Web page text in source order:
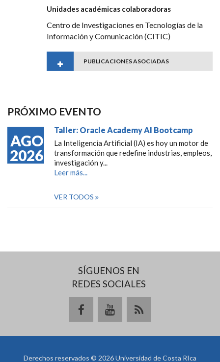
Unidades académicas colaboradoras
Centro de Investigaciones en Tecnologías de la
Información y Comunicación (CITIC)
PUBLICACIONES ASOCIADAS
PRÓXIMO EVENTO
AGO
2026
Taller: Oracle Academy AI Bootcamp
La Inteligencia Artificial (IA) es hoy un motor de
transformación que redefine industrias, empleos,
investigación y...
Leer más...
VER TODOS
SÍGUENOS EN
REDES SOCIALES
Derechos reservados © 2026 Universidad de Costa RIca